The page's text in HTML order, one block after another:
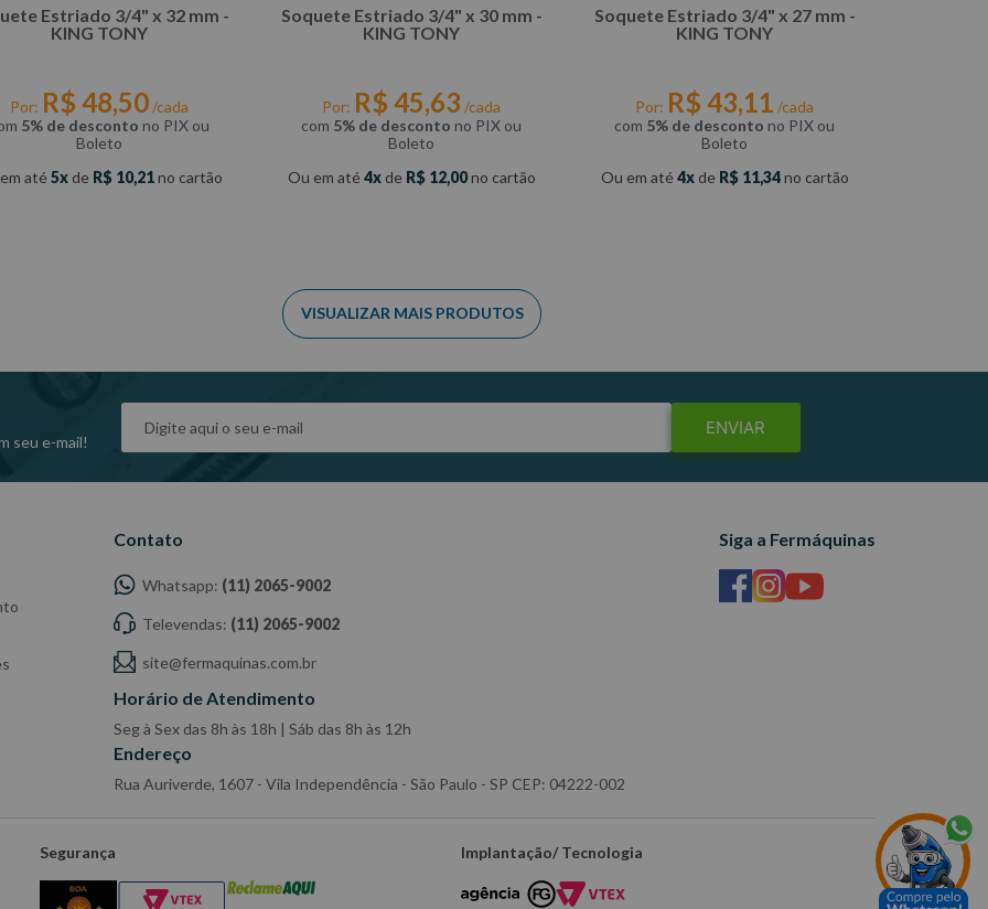
Estriado 3/4" x 32 mm -
KING TONY
Por: R$ 48,50/cada
5% de desconto no PIX ou
Boleto
até5 de R$ 10,21no cartão
Soquete Estriado 3/4" x 30 mm -
KING TONY
Por: R$ 45,63 /cada
com 5% de desconto no PIX ou
Boleto
Ou em até 4 de R$ 12,00no cartão
Soquete Estriado 3/4" x 27 mm -
KING TONY
Por: R$ 43,11 /cada
com 5% de desconto no PIX ou
Boleto
Ou em até 4 de R$ 11,34no cartão
seu e-mail!
ENVIAR
Contato
Whatsapp: (11) 2065-9002
Televendas: (11) 2065-9002
site@fermaquinas.com.br
Horário de Atendimento
Seg à Sex das 8h às 18h | Sáb das 8h às 12h
Endereço
Rua Auriverde, 1607 - Vila Independência - São Paulo - SP CEP: 04222-002
Siga a Fermáquinas
Segurança Implantação/ Tecnologia